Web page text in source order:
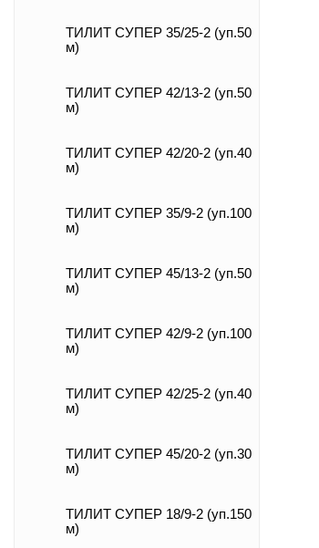
ТИЛИТ СУПЕР 35/25-2 (уп.50
м)
ТИЛИТ СУПЕР 42/13-2 (уп.50
м)
ТИЛИТ СУПЕР 42/20-2 (уп.40
м)
ТИЛИТ СУПЕР 35/9-2 (уп.100
м)
ТИЛИТ СУПЕР 45/13-2 (уп.50
м)
ТИЛИТ СУПЕР 42/9-2 (уп.100
м)
ТИЛИТ СУПЕР 42/25-2 (уп.40
м)
ТИЛИТ СУПЕР 45/20-2 (уп.30
м)
ТИЛИТ СУПЕР 18/9-2 (уп.150
м)